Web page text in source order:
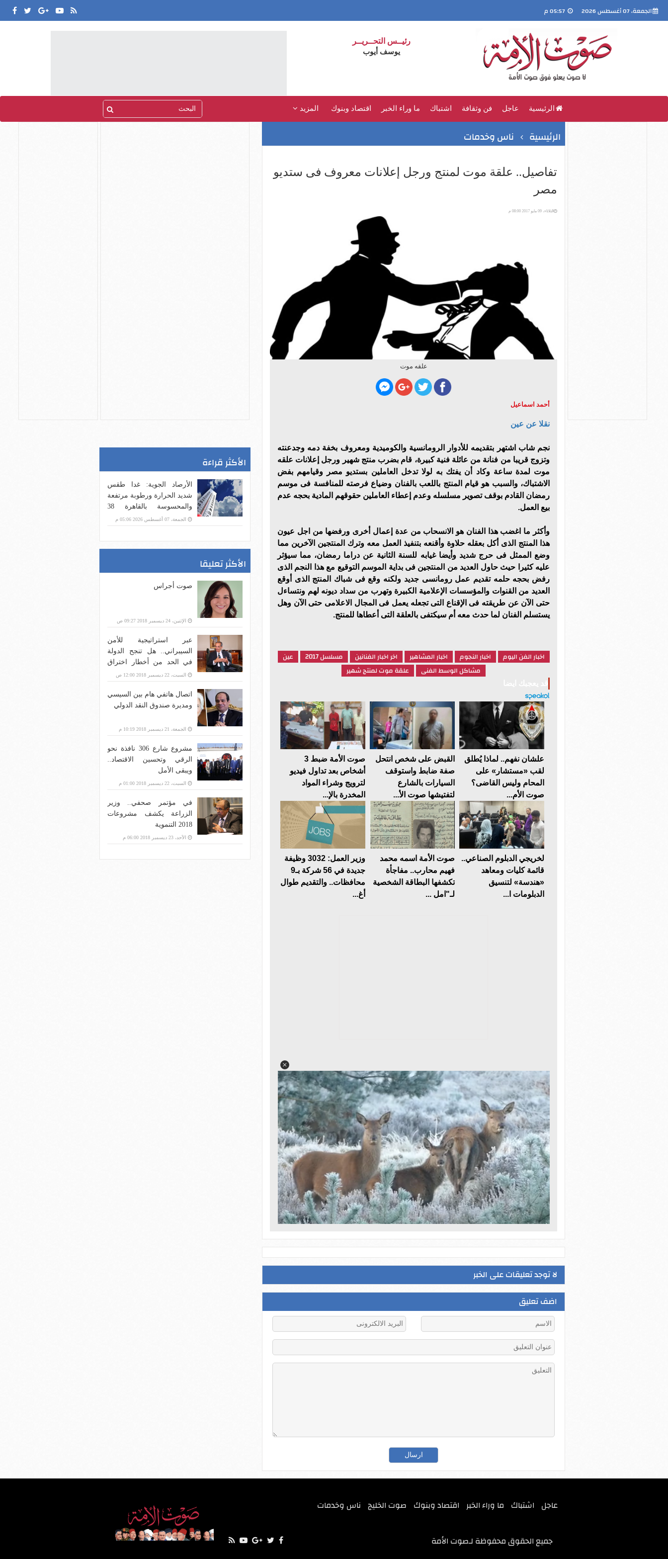
الجمعة، 07 أغسطس 2026
رئيــس التحــريــر
يوسف أيوب
الرئيسية عاجل فن وثقافة اشتباك ما وراء الخبر اقتصاد وبنوك المزيد
الرئيسية ناس وخدمات
تفاصيل.. علقة موت لمنتج ورجل إعلانات معروف فى ستديو
مصر
الثلاثاء، 09 مايو 2017 08:00 م
علقه موت
أحمد اسماعيل
نقلا عن عين
نجم شاب اشتهر بتقديمه للأدوار الرومانسية والكوميدية ومعروف بخفة دمه وجدعنته
وتزوج قريبا من فنانة من عائلة فنية كبيرة، قام بضرب منتج شهير ورجل إعلانات علقه
موت لمدة ساعة وكاد أن يفتك به لولا تدخل العاملين بستديو مصر وقيامهم بفض
الاشتباك، والسبب هو قيام المنتج باللعب بالفنان وضياع فرصته للمنافسة فى موسم
رمضان القادم بوقف تصوير مسلسله وعدم إعطاء العاملين حقوقهم المادية بحجه عدم
بيع العمل.
وأكثر ما اغضب هذا الفنان هو الانسحاب من عدة إعمال أخرى ورفضها من اجل عيون
هذا المنتج الذى أكل بعقله حلاوة وأقنعه بتنفيذ العمل معه وترك المنتجين الآخرين مما
وضع الممثل فى حرج شديد وأيضا غيابه للسنة الثانية عن دراما رمضان، مما سيؤثر
عليه كثيرا حيث حاول العديد من المنتجين فى بداية الموسم التوقيع مع هذا النجم الذى
رفض بحجه حلمه تقديم عمل رومانسى جديد ولكنه وقع فى شباك المنتج الذى أوقع
العديد من القنوات والمؤسسات الإعلامية الكبيرة وتهرب من سداد ديونه لهم ونتساءل
حتى الآن عن طريقته فى الإقناع التى تجعله يعمل فى المجال الاعلامى حتى الآن وهل
يستسلم الفنان لما حدث معه أم سيكتفى بالعلقة التى أعطاها للمنتج.
اخبار الفن اليوم اخبار النجوم اخبار المشاهير اخر اخبار الفنانين مسلسل 2017
عين
مشاكل الوسط الفنى
علقة موت لمنتج شهير
علشان نفهم.. لماذا يُطلق
لقب «مستشار» على
المحام وليس القاضى؟
صوت الأم...
القبض على شخص انتحل
صفة ضابط واستوقف
السيارات بالشارع
لتفتيشها صوت الأ...
صوت الأمة ضبط 3
أشخاص بعد تداول فيديو
لترويج وشراء المواد
المخدرة بالإ...
لخريجي الدبلوم الصناعي..
قائمة كليات ومعاهد
«هندسة» لتنسيق
الدبلومات ا...
صوت الأمة اسمه محمد
فهيم محارب.. مفاجأة
تكشفها البطاقة الشخصية
لـ"امل ...
وزير العمل: 3032 وظيفة
جديدة في 56 شركة بـ9
محافظات.. والتقديم طوال
أغ...
لا توجد تعليقات على الخبر
اضف تعليق
الأكثر قراءة
الأرصاد الجوية: غدا طقس
شديد الحرارة ورطوبة مرتفعة
والمحسوسة بالقاهرة 38
درجة
الجمعة، 07 أغسطس 2026 05:06 م
الأكثر تعليقا
صوت أجراس
الإثنين، 24 ديسمبر 2018 09:27 ص
عبر استراتيجية للأمن
السيبراني.. هل تنجح الدولة
في الحد من أخطار اختراق
بنية الاتصالات؟
السبت، 22 ديسمبر 2018 12:00 ص
اتصال هاتفي هام بين السيسي
ومديرة صندوق النقد الدولي
الجمعة، 21 ديسمبر 2018 10:19 م
مشروع شارع 306 نافذة نحو
الرقي وتحسين الاقتصاد..
ويبقى الأمل
السبت، 22 ديسمبر 2018 01:00 م
في مؤتمر صحفي.. وزير
الزراعة يكشف مشروعات
2018 التنموية
الأحد، 23 ديسمبر 2018 06:00 م
عاجل اشتباك ما وراء الخبر اقتصاد وبنوك صوت الخليج ناس وخدمات
جميع الحقوق محفوظة لـصوت الأمة